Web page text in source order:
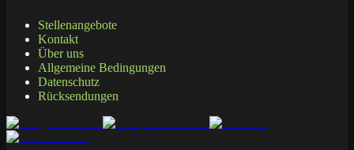
Stellenangebote
Kontakt
Über uns
Allgemeine Bedingungen
Datenschutz
Rücksendungen